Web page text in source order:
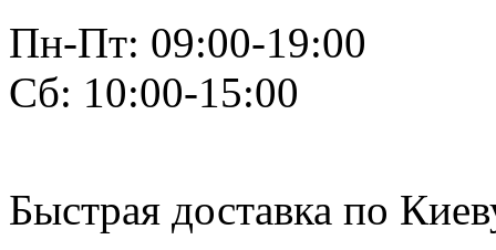
Пн-Пт: 09:00-19:00
Сб: 10:00-15:00
Быстрая доставка по